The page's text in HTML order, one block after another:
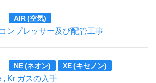
AIR (空気)
ンプレッサー及び配管工事
NE (ネオン) XE (キセノン)
Kr ガスの入手